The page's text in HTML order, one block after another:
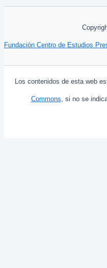
Fundación Centro de Estudios
Los contenidos de esta web
Commons, si no se